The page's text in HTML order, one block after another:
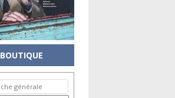
BOUTIQUE